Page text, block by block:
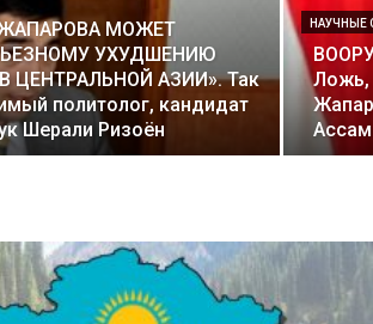
МОЖЕТ
УХУДШЕНИЮ
ЦЕНТРАЛЬНОЙ АЗИИ». Так
политолог, кандидат
Шерали Ризоён
НАУЧНЫЕ
Ложь,